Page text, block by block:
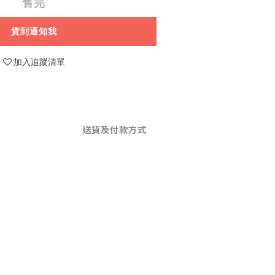
售完
貨到通知我
加入追蹤清單
送貨及付款方式